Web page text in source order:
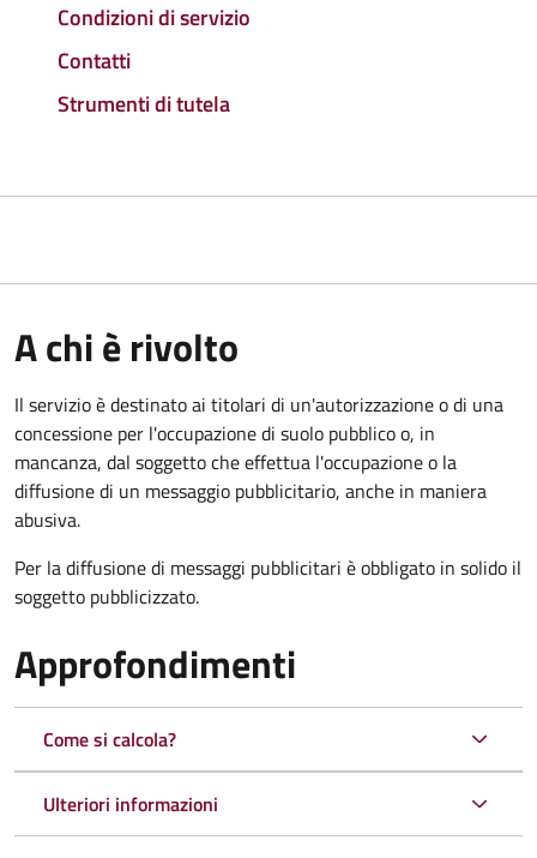
Condizioni di servizio
Contatti
Strumenti di tutela
A chi è rivolto
Il servizio è destinato ai titolari di un'autorizzazione o di una
concessione per l'occupazione di suolo pubblico o, in
mancanza, dal soggetto che effettua l'occupazione o la
diffusione di un messaggio pubblicitario, anche in maniera
abusiva.
Per la diffusione di messaggi pubblicitari è obbligato in solido il
soggetto pubblicizzato.
Approfondimenti
Come si calcola?
Ulteriori informazioni